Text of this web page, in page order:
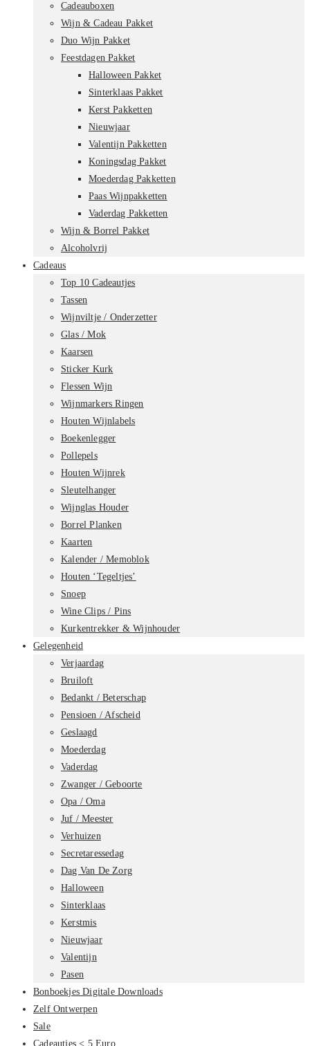
Cadeauboxen
Wijn & Cadeau Pakket
Duo Wijn Pakket
Feestdagen Pakket
Halloween Pakket
Sinterklaas Pakket
Kerst Pakketten
Nieuwjaar
Valentijn Pakketten
Koningsdag Pakket
Moederdag Pakketten
Paas Wijnpakketten
Vaderdag Pakketten
Wijn & Borrel Pakket
Alcoholvrij
Cadeaus
Top 10 Cadeautjes
Tassen
Wijnviltje / Onderzetter
Glas / Mok
Kaarsen
Sticker Kurk
Flessen Wijn
Wijnmarkers Ringen
Houten Wijnlabels
Boekenlegger
Pollepels
Houten Wijnrek
Sleutelhanger
Wijnglas Houder
Borrel Planken
Kaarten
Kalender / Memoblok
Houten ‘Tegeltjes’
Snoep
Wine Clips / Pins
Kurkentrekker & Wijnhouder
Gelegenheid
Verjaardag
Bruiloft
Bedankt / Beterschap
Pensioen / Afscheid
Geslaagd
Moederdag
Vaderdag
Zwanger / Geboorte
Opa / Oma
Juf / Meester
Verhuizen
Secretaressedag
Dag Van De Zorg
Halloween
Sinterklaas
Kerstmis
Nieuwjaar
Valentijn
Pasen
Bonboekjes Digitale Downloads
Zelf Ontwerpen
Sale
Cadeautjes < 5 Euro